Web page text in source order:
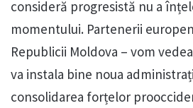
consideră progresistă nu a
momentului. Partenerii
Republicii Moldova – vom
va instala bine noua
consolidarea forțelor